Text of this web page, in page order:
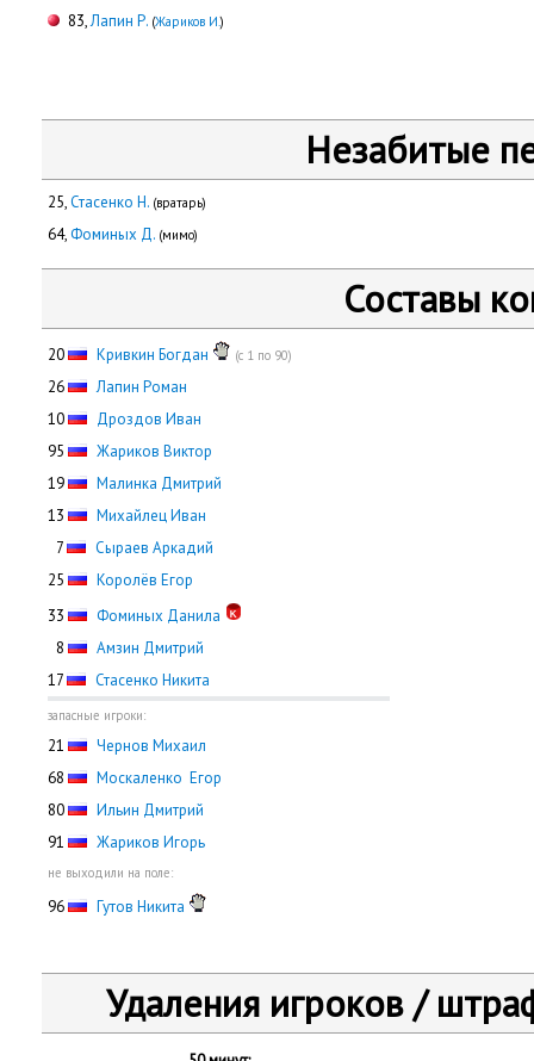
83,Лапин Р. (Жариков И.)
Незабитые
25,Стасенко Н. (вратарь)
64,Фоминых Д. (мимо)
Составы
20 Кривкин Богдан (с 1 по 90)
26
Лапин Роман
10
Дроздов Иван
95
Жариков Виктор
19
Малинка Дмитрий
13
Михайлец Иван
7
Сыраев Аркадий
25
Королёв Егор
33
Фоминых Данила
8
Амзин Дмитрий
17
Стасенко Никита
запасные игроки:
21
Чернов Михаил
68
Москаленко Егор
80
Ильин Дмитрий
91
Жариков Игорь
не выходили на поле:
96 Гутов Никита
Удаления игроков /